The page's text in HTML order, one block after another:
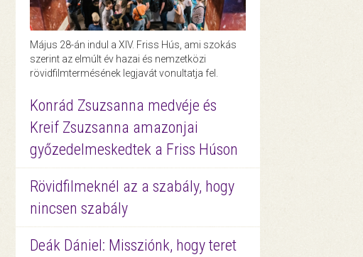
Május 28-án indul a XIV. Friss Hús, ami szokás
szerint az elmúlt év hazai és nemzetközi
rövidfilmtermésének legjavát vonultatja fel.
Konrád Zsuzsanna medvéje és
Kreif Zsuzsanna amazonjai
győzedelmeskedtek a Friss Húson
Rövidfilmeknél az a szabály, hogy
nincsen szabály
Deák Dániel: Missziónk, hogy teret